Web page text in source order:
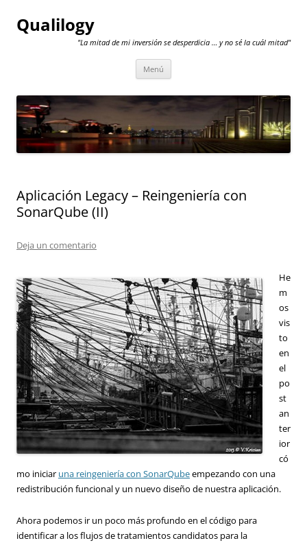
Qualilogy
"La mitad de mi inversión se desperdicia … y no sé la cuál mitad"
Menú
Aplicación Legacy – Reingeniería con
SonarQube (II)
Deja un comentario
He
m
os
vis
to
en
el
po
st
an
ter
ior
có
mo iniciar una reingeniería con SonarQubeempezando con una
redistribución funcional y un nuevo diseño de nuestra aplicación.
Ahora podemos ir un poco más profundo en el código para
identificar a los flujos de tratamientos candidatos para la